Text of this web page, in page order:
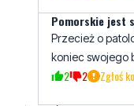
Hehe
3 1 Zgłoś
Pomorskie jest